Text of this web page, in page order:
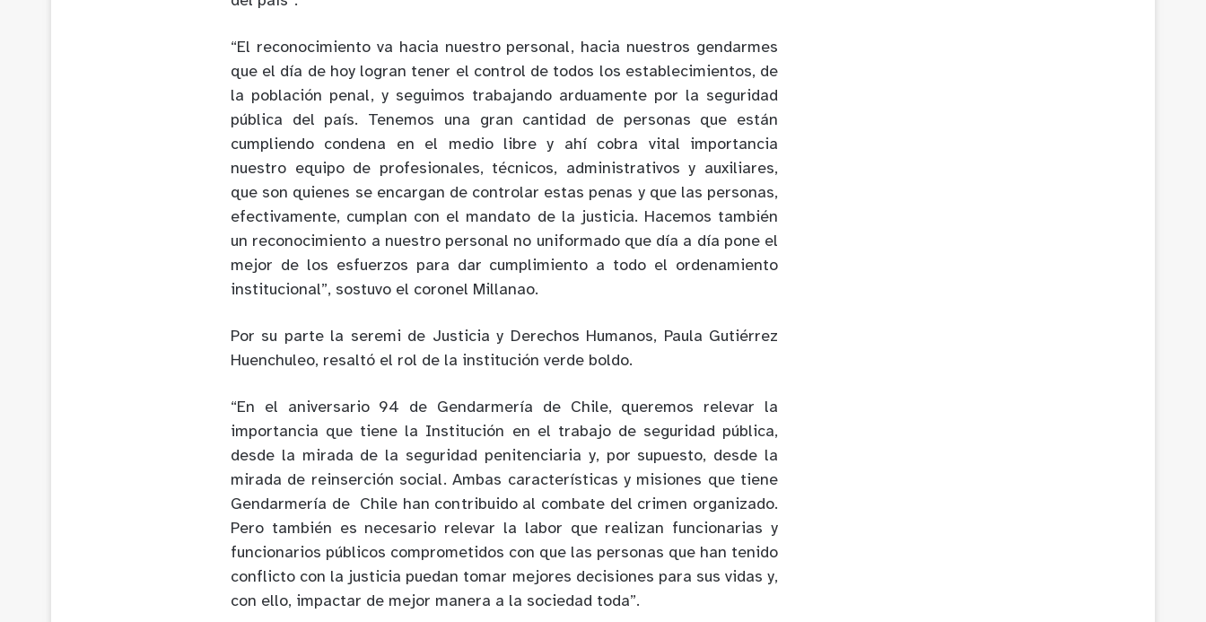
“El reconocimiento va hacia nuestro personal, hacia nuestros gendarmes
que el día de hoy logran tener el control de todos los establecimientos, de
la población penal, y seguimos trabajando arduamente por la seguridad
pública del país. Tenemos una gran cantidad de personas que están
cumpliendo condena en el medio libre y ahí cobra vital importancia
nuestro equipo de profesionales, técnicos, administrativos y auxiliares,
que son quienes se encargan de controlar estas penas y que las personas,
efectivamente, cumplan con el mandato de la justicia. Hacemos también
un reconocimiento a nuestro personal no uniformado que día a día pone el
mejor de los esfuerzos para dar cumplimiento a todo el ordenamiento
institucional”, sostuvo el coronel Millanao.
Por su parte la seremi de Justicia y Derechos Humanos, Paula Gutiérrez
Huenchuleo, resaltó el rol de la institución verde boldo.
“En el aniversario 94 de Gendarmería de Chile, queremos relevar la
importancia que tiene la Institución en el trabajo de seguridad pública,
desde la mirada de la seguridad penitenciaria y, por supuesto, desde la
mirada de reinserción social. Ambas características y misiones que tiene
Gendarmería de Chile han contribuido al combate del crimen organizado.
Pero también es necesario relevar la labor que realizan funcionarias y
funcionarios públicos comprometidos con que las personas que han tenido
conflicto con la justicia puedan tomar mejores decisiones para sus vidas y,
con ello, impactar de mejor manera a la sociedad toda”.